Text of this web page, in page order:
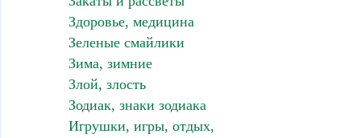
Здоровье, медицина
Зеленые смайлики
Зима, зимние
Злой, злость
Зодиак, знаки зодиака
Игрушки, игры, отдых,